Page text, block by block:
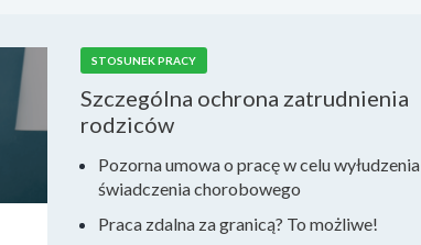
STOSUNEK PRACY
Szczególna ochrona zatrudnienia
rodziców
Pozorna umowa o pracę w celu wyłudzenia
świadczenia chorobowego
Praca zdalna za granicą? To możliwe!